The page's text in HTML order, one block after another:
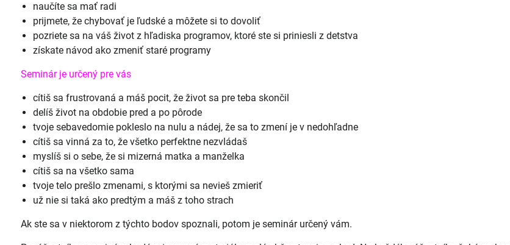
naučíte sa mať radi
prijmete, že chybovať je ľudské a môžete si to dovoliť
pozriete sa na váš život z hľadiska programov, ktoré ste si priniesli z detstva
získate návod ako zmeniť staré programy
Seminár je určený pre vás
cítiš sa frustrovaná a máš pocit, že život sa pre teba skončil
delíš život na obdobie pred a po pôrode
tvoje sebavedomie pokleslo na nulu a nádej, že sa to zmení je v nedohľadne
cítiš sa vinná za to, že všetko perfektne nezvládaš
myslíš si o sebe, že si mizerná matka a manželka
cítiš sa na všetko sama
tvoje telo prešlo zmenami, s ktorými sa nevieš zmieriť
už nie si taká ako predtým a máš z toho strach
Ak ste sa v niektorom z týchto bodov spoznali, potom je seminár určený vám.